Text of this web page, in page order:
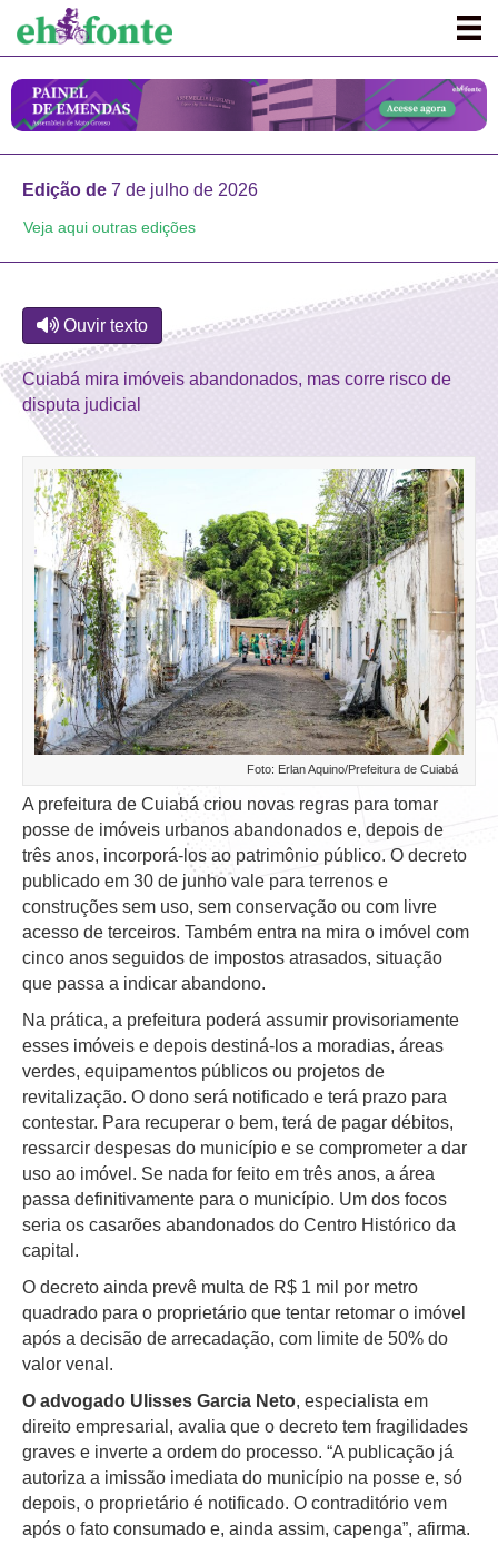
Edição de 7 de julho de 2026
Veja aqui outras edições
Ouvir texto
Cuiabá mira imóveis abandonados, mas corre risco de
disputa judicial
Foto: Erlan Aquino/Prefeitura de Cuiabá
A prefeitura de Cuiabá criou novas regras para tomar
posse de imóveis urbanos abandonados e, depois de
três anos, incorporá-los ao patrimônio público. O decreto
publicado em 30 de junho vale para terrenos e
construções sem uso, sem conservação ou com livre
acesso de terceiros. Também entra na mira o imóvel com
cinco anos seguidos de impostos atrasados, situação
que passa a indicar abandono.
Na prática, a prefeitura poderá assumir provisoriamente
esses imóveis e depois destiná-los a moradias, áreas
verdes, equipamentos públicos ou projetos de
revitalização. O dono será notificado e terá prazo para
contestar. Para recuperar o bem, terá de pagar débitos,
ressarcir despesas do município e se comprometer a dar
uso ao imóvel. Se nada for feito em três anos, a área
passa definitivamente para o município. Um dos focos
seria os casarões abandonados do Centro Histórico da
capital.
O decreto ainda prevê multa de R$ 1 mil por metro
quadrado para o proprietário que tentar retomar o imóvel
após a decisão de arrecadação, com limite de 50% do
valor venal.
O advogado Ulisses Garcia Neto, especialista em
direito empresarial, avalia que o decreto tem fragilidades
graves e inverte a ordem do processo. “A publicação já
autoriza a imissão imediata do município na posse e, só
depois, o proprietário é notificado. O contraditório vem
após o fato consumado e, ainda assim, capenga”, afirma.